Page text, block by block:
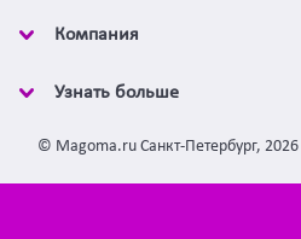
Компания
Узнать больше
© Magoma.ru Санкт-Петербург, 2026